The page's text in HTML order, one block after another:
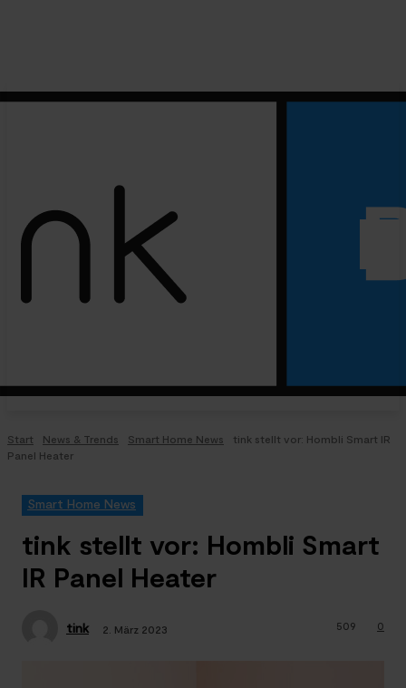
Start News & Trends Smart Home News
tink stellt vor: Hombli Smart IR
Panel Heater
Smart Home News
tink stellt vor: Hombli Smart
IR Panel Heater
tink 2. März 2023 0
509